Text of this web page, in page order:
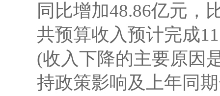
同比增加48.86亿元，
共预算收入预计完成
(收入下降的主要原因
持政策影响及上年同